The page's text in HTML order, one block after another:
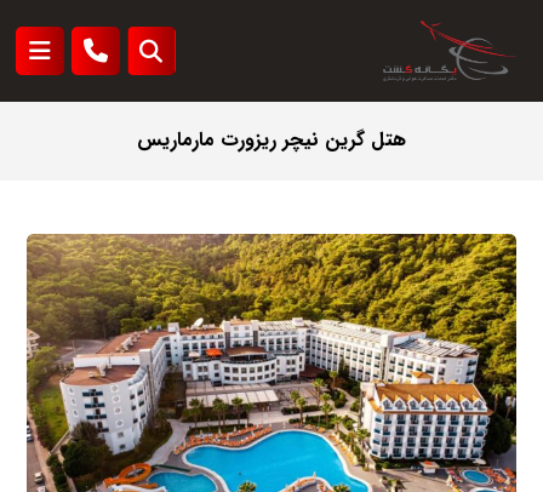
هتل گرین نیچر ریزورت مارماریس